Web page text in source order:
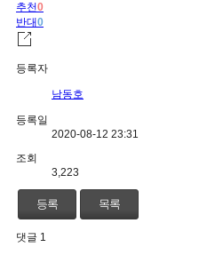
추천0
반대0
등록자
남동호
등록일
2020-08-12 23:31
조회
3,223
등록 목록
댓글 1